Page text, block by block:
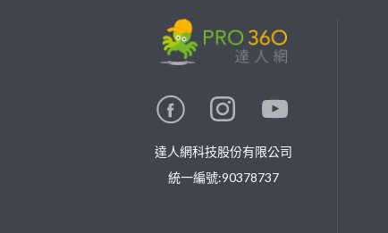
達人網科技股份有限公司
統一編號:90378737